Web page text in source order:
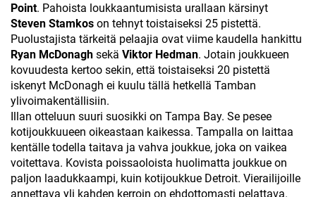
Point. Pahoista loukkaantumisista urallaan kärsinyt
Steven Stamkos on tehnyt toistaiseksi 25 pistettä.
Puolustajista tärkeitä pelaajia ovat viime kaudella hankittu
Ryan McDonagh sekä Viktor Hedman. Jotain joukkueen
kovuudesta kertoo sekin, että toistaiseksi 20 pistettä
iskenyt McDonagh ei kuulu tällä hetkellä Tamban
ylivoimakentällisiin.
Illan otteluun suuri suosikki on Tampa Bay. Se pesee
kotijoukkuueen oikeastaan kaikessa. Tampalla on laittaa
kentälle todella taitava ja vahva joukkue, joka on vaikea
voitettava. Kovista poissaoloista huolimatta joukkue on
paljon laadukkaampi, kuin kotijoukkue Detroit. Vierailijoille
annettava yli kahden kerroin on ehdottomasti pelattava.